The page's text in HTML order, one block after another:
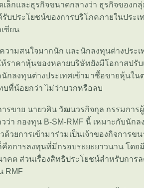
กและธุรกิจขนาดกลางว่า ธุรกิจของกลุ่
บประโยชน์ของการบริโภคภายในประเ
ซียน
วามสนใจมากนัก และนักลงทุนต่างประ
ราคาหุ้นของหลายบริษัทยังมีโอกาสปรับ
กลงทุนต่างประเทศเข้ามาซื้อขายหุ้นใน
บที่น้อยกว่า ไม่ว่าบวกหรือลบ
รขาย นายวศิน วัฒนวรกิจกุล กรรมการ
า กองทุน B-SM-RMF นี้ เหมาะกับนักล
วยการเข้ามาร่วมเป็นเจ้าของกิจการขน
อการลงทุนที่มีกรอบระยะยาวนาน โดยมี
คต ส่วนเรื่องสิทธิประโยชน์สำหรับการ
RMF